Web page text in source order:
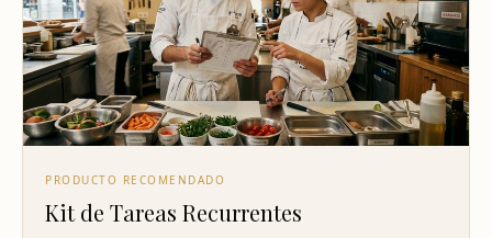
PRODUCTO RECOMENDADO
Kit de Tareas Recurrentes